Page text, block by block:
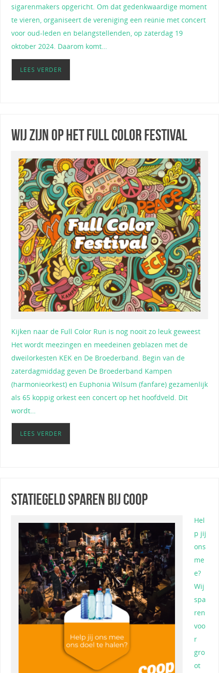
sigarenmakers opgericht. Om dat gedenkwaardige moment
te vieren, organiseert de vereniging een reünie met concert
voor oud-leden en belangstellenden, op zaterdag 19
oktober 2024. Daarom komt…
LEES VERDER
Wij zijn op het Full Color Festival
Kijken naar de Full Color Run is nog nooit zo leuk geweest
Het wordt meezingen en meedeinen geblazen met de
dweilorkesten KEK en De Broederband. Begin van de
zaterdagmiddag geven De Broederband Kampen
(harmonieorkest) en Euphonia Wilsum (fanfare) gezamenlijk
als 65 koppig orkest een concert op het hoofdveld. Dit
wordt…
LEES VERDER
Statiegeld sparen bij COOP
Hel
p jij
ons
me
e?
Wij
spa
ren
voo
r
gro
ot